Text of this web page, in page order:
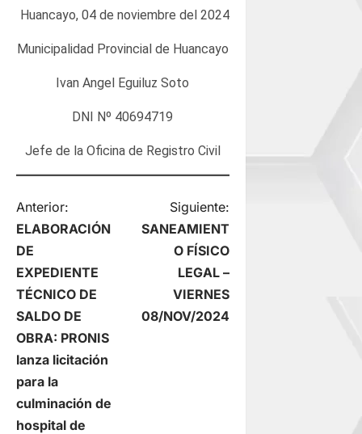
Huancayo, 04 de noviembre del 2024
Municipalidad Provincial de Huancayo
Ivan Angel Eguiluz Soto
DNI Nº 40694719
Jefe de la Oficina de Registro Civil
N
a
v
e
g
a
Anterior:
ELABORACIÓN
DE
EXPEDIENTE
TÉCNICO DE
SALDO DE
OBRA: PRONIS
lanza licitación
para la
culminación de
hospital de
Siguiente:
SANEAMIENT
O FÍSICO
LEGAL –
VIERNES
08/NOV/2024